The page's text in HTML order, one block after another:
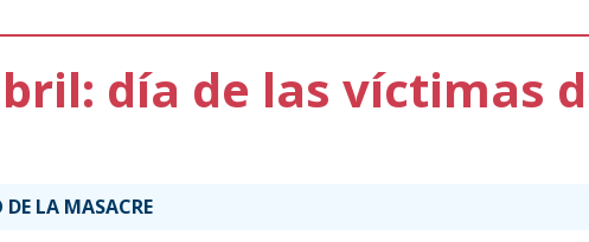
día de las víctimas
LA MASACRE